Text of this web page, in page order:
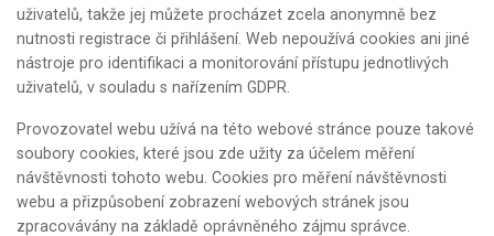
uživatelů, takže jej můžete procházet zcela anonymně bez
nutnosti registrace či přihlášení. Web nepoužívá cookies ani jiné
nástroje pro identifikaci a monitorování přístupu jednotlivých
uživatelů, v souladu s nařízením GDPR.
Provozovatel webu užívá na této webové stránce pouze takové
soubory cookies, které jsou zde užity za účelem měření
návštěvnosti tohoto webu. Cookies pro měření návštěvnosti
webu a přizpůsobení zobrazení webových stránek jsou
zpracovávány na základě oprávněného zájmu správce.